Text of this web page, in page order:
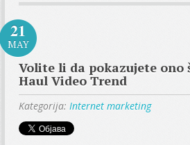
21
MAY
Volite li da pokazujete ono
Haul Video Trend
Kategorija: Internet marketing